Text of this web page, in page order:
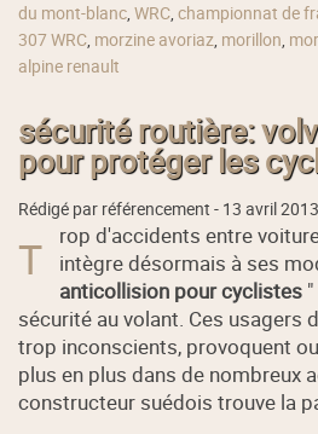
du mont-blanc,WRC,championnat de
307 WRC, morzine avoriaz, morillon,
alpine renault
sécurité routière:
pour protéger les
Rédigé par référencement - 13 avril 2013
T rop d'accidents entre
intègre désormais à ses
anticollision pour cyclistes
sécurité au volant. Ces usagers
trop inconscients, provoquent
plus en plus dans de nombreux
constructeur suédois trouve la